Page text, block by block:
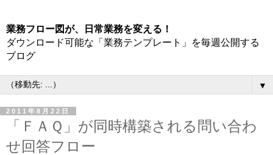
業務フロー図が、日常業務を変える！
ダウンロード可能な「業務テンプレート」を毎週公開する
ブログ
▼
2011年8月22日
「ＦＡＱ」が同時構築される問い合わ
せ回答フロー